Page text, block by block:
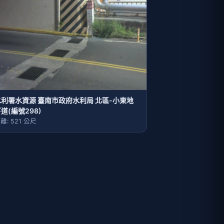
署水資源 臺南市政府水利局 北區-小東地
(編號298)
: 521 公尺